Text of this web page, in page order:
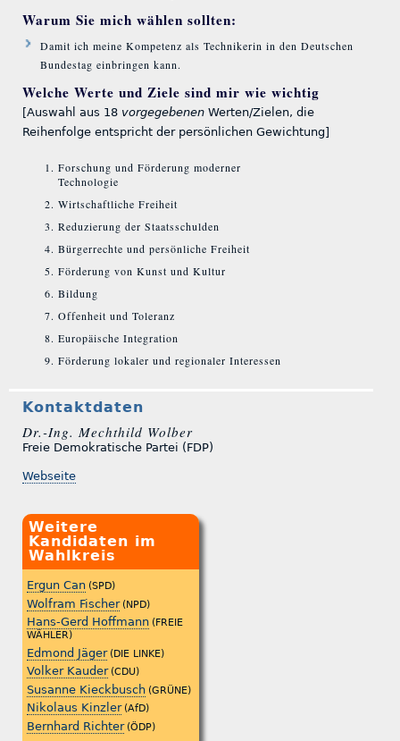
Warum Sie mich wählen sollten:
Damit ich meine Kompetenz als Technikerin in den Deutschen
Bundestag einbringen kann.
Welche Werte und Ziele sind mir wie wichtig
[Auswahl aus 18 vorgegebenen Werten/Zielen, die
Reihenfolge entspricht der persönlichen Gewichtung]
Forschung und Förderung moderner
Technologie
Wirtschaftliche Freiheit
Reduzierung der Staatsschulden
Bürgerrechte und persönliche Freiheit
Förderung von Kunst und Kultur
Bildung
Offenheit und Toleranz
Europäische Integration
Förderung lokaler und regionaler Interessen
Kontaktdaten
Dr.-Ing. Mechthild Wolber
Freie Demokratische Partei (FDP)
Webseite
Weitere
Kandidaten im
Wahlkreis
Ergun Can (SPD)
Wolfram Fischer (NPD)
Hans-Gerd Hoffmann (FREIE
WÄHLER)
Edmond Jäger (DIE LINKE)
Volker Kauder (CDU)
Susanne Kieckbusch (GRÜNE)
Nikolaus Kinzler (AfD)
Bernhard Richter (ÖDP)